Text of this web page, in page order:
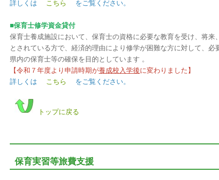
詳しくは
こちら をご覧ください。
■保育士修学資金貸付
保育士養成施設において、保育士の資格に必要な教育を受け、将
とされている方で、経済的理由により修学が困難な方に対して、
県内の保育士等の確保を目的としています 。
【令和７年度より申請時期が養成校入学後に変わりました】
詳しくは
こちら をご覧ください。
トップに戻る
保育実習等旅費支援